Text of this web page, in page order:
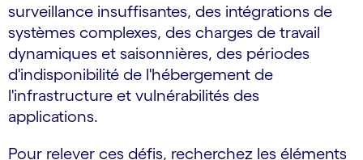
surveillance insuffisantes, des intégrations de
systèmes complexes, des charges de travail
dynamiques et saisonnières, des périodes
d'indisponibilité de l'hébergement de
l'infrastructure et vulnérabilités des
applications.
Pour relever ces défis, recherchez les éléments